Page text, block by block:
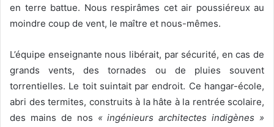
en terre battue. Nous respirâmes cet air poussiéreux au
moindre coup de vent, le maître et nous-mêmes.
L’équipe enseignante nous libérait, par sécurité, en cas de
grands vents, des tornades ou de pluies souvent
torrentielles. Le toit suintait par endroit. Ce hangar-école,
abri des termites, construits à la hâte à la rentrée scolaire,
des mains de nos « ingénieurs architectes indigènes »